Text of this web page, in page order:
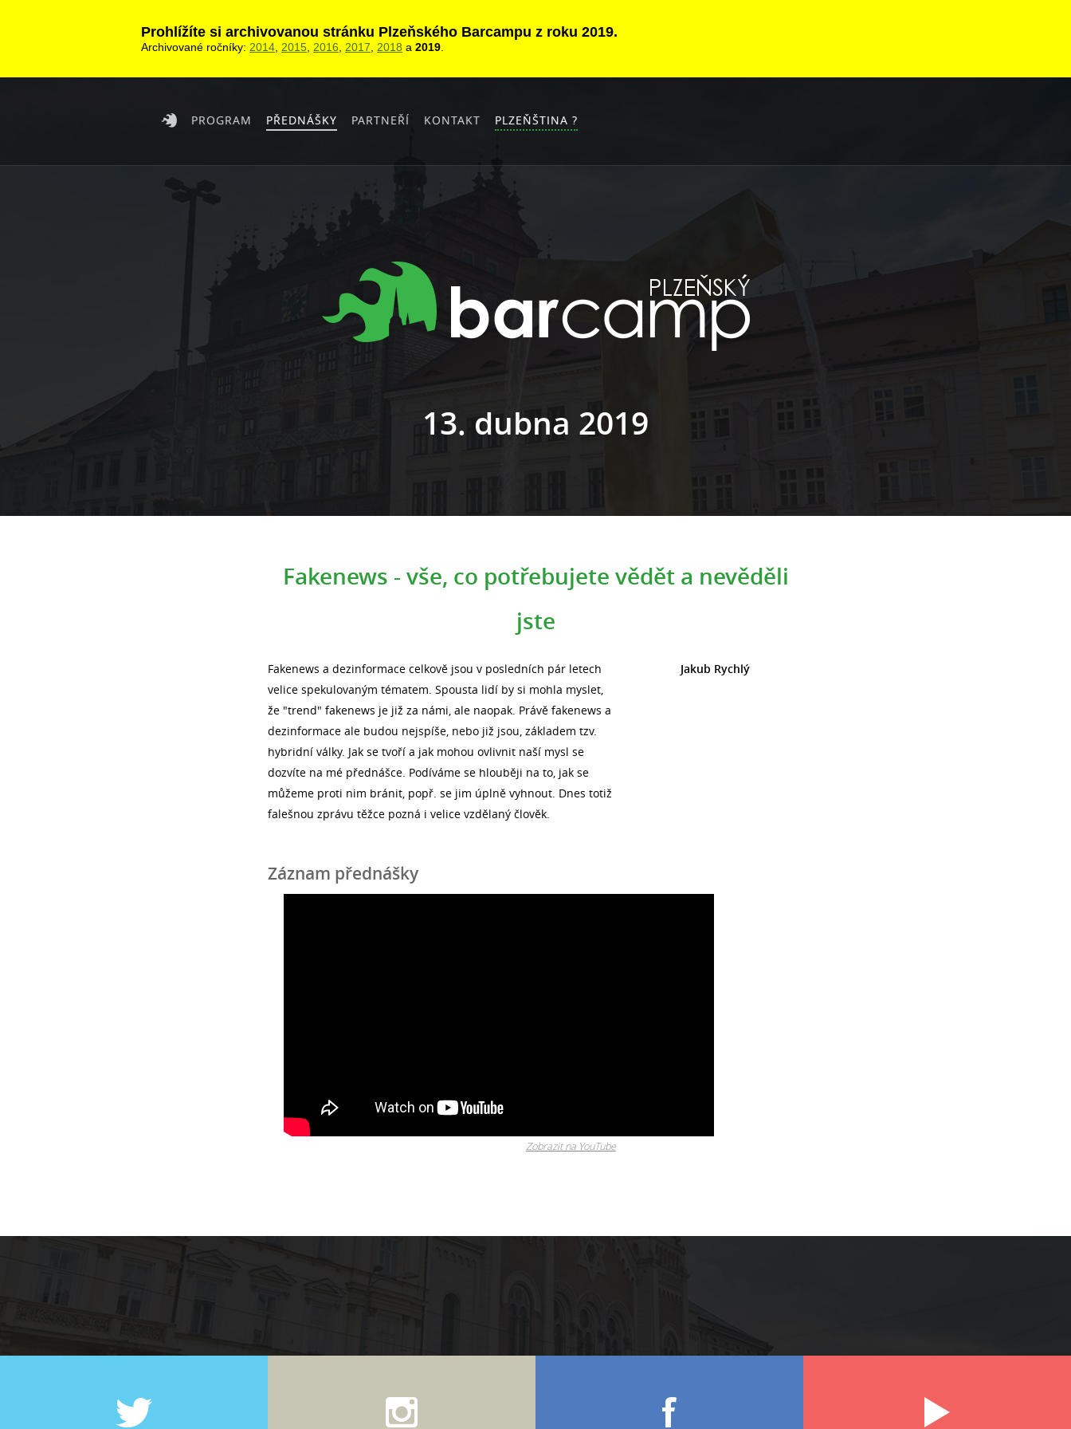
Prohlížíte si archivovanou stránku Plzeňského Barcampu z roku 2019.
Archivované ročníky: 2014 2015 2016 2017 2018 a 2019
PROGRAM PŘEDNÁŠKY PARTNEŘÍ KONTAKT PLZEŇŠTINA ?
13. dubna 2019
Fakenews - vše, co potřebujete vědět a nevěděli
jste
Fakenews a dezinformace celkově jsou v posledních pár letech
velice spekulovaným tématem. Spousta lidí by si mohla myslet,
že "trend" fakenews je již za námi, ale naopak. Právě fakenews a
dezinformace ale budou nejspíše, nebo již jsou, základem tzv.
hybridní války. Jak se tvoří a jak mohou ovlivnit naší mysl se
dozvíte na mé přednášce. Podíváme se hlouběji na to, jak se
můžeme proti nim bránit, popř. se jim úplně vyhnout. Dnes totiž
falešnou zprávu těžce pozná i velice vzdělaný člověk.
Záznam přednášky
Zobrazit na YouTube
Jakub Rychlý